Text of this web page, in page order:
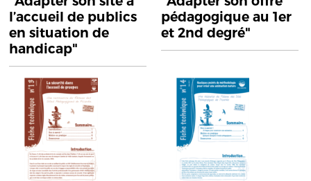
l’accueil de publics
en situation de
handicap"
pédagogique au 1er
et 2nd degré"